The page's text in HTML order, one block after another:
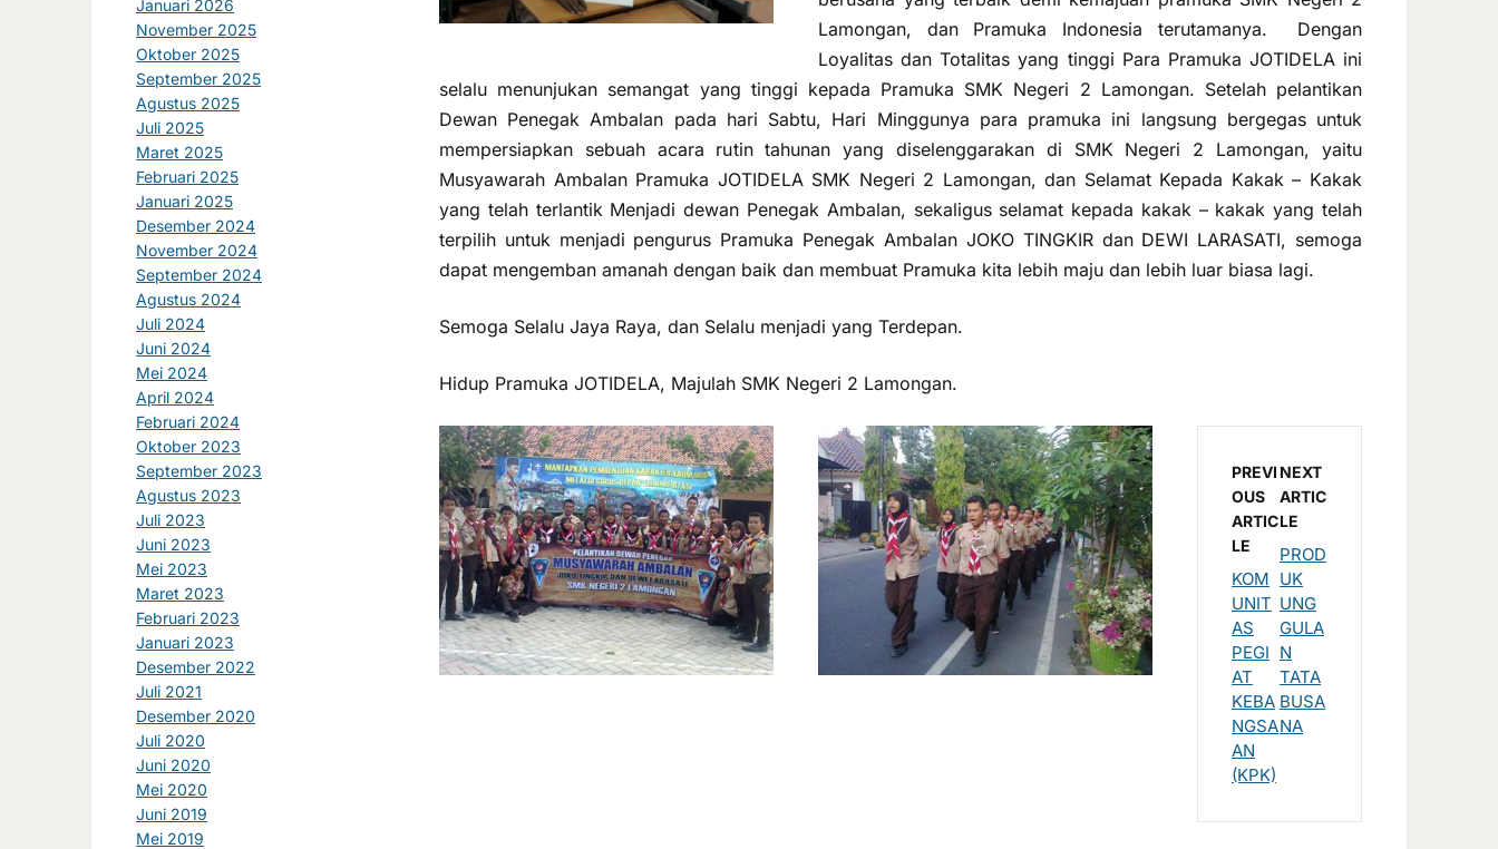
Lamongan, dan Pramuka Indonesia terutamanya. Dengan
Loyalitas dan Totalitas yang tinggi Para Pramuka JOTIDELA ini
selalu menunjukan semangat yang tinggi kepada Pramuka SMK Negeri 2 Lamongan. Setelah pelantikan
Dewan Penegak Ambalan pada hari Sabtu, Hari Minggunya para pramuka ini langsung bergegas untuk
mempersiapkan sebuah acara rutin tahunan yang diselenggarakan di SMK Negeri 2 Lamongan, yaitu
Musyawarah Ambalan Pramuka JOTIDELA SMK Negeri 2 Lamongan, dan Selamat Kepada Kakak – Kakak
yang telah terlantik Menjadi dewan Penegak Ambalan, sekaligus selamat kepada kakak – kakak yang telah
terpilih untuk menjadi pengurus Pramuka Penegak Ambalan JOKO TINGKIR dan DEWI LARASATI, semoga
dapat mengemban amanah dengan baik dan membuat Pramuka kita lebih maju dan lebih luar biasa lagi.
Semoga Selalu Jaya Raya, dan Selalu menjadi yang Terdepan.
Hidup Pramuka JOTIDELA, Majulah SMK Negeri 2 Lamongan.
PREVI
OUS
ARTIC
LE
KOM
UNIT
AS
PEGI
AT
KEBA
NGSA
AN
(KPK)
NEXT
ARTIC
LE
PROD
UK
UNG
GULA
N
TATA
BUSA
NA
Januari 2026
November 2025
Oktober 2025
September 2025
Agustus 2025
Juli 2025
Maret 2025
Februari 2025
Januari 2025
Desember 2024
November 2024
September 2024
Agustus 2024
Juli 2024
Juni 2024
Mei 2024
April 2024
Februari 2024
Oktober 2023
September 2023
Agustus 2023
Juli 2023
Juni 2023
Mei 2023
Maret 2023
Februari 2023
Januari 2023
Desember 2022
Juli 2021
Desember 2020
Juli 2020
Juni 2020
Mei 2020
Juni 2019
Mei 2019